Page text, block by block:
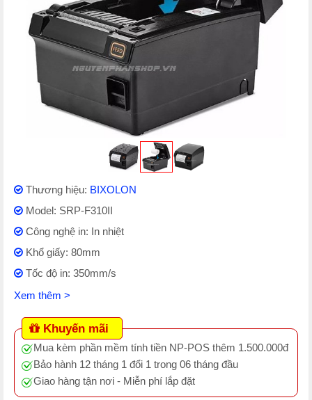
Thương hiệu: BIXOLON
Model: SRP-F310II
Công nghệ in: In nhiệt
Khổ giấy: 80mm
Tốc độ in: 350mm/s
Xem thêm >
Khuyến mãi
Mua kèm phần mềm tính tiền NP-POS thêm 1.500.000đ
Bảo hành 12 tháng 1 đổi 1 trong 06 tháng đầu
Giao hàng tận nơi - Miễn phí lắp đặt